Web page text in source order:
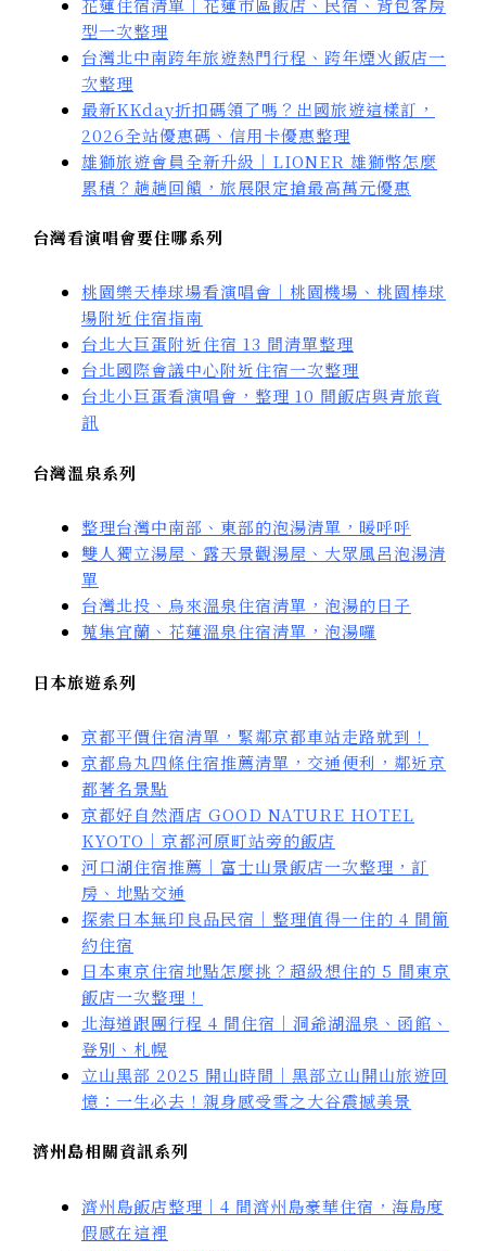
型一次整理
台灣北中南跨年旅遊熱門行程、跨年煙火飯店一
次整理
最新KKday折扣碼領了嗎？出國旅遊這樣訂，
2026全站優惠碼、信用卡優惠整理
雄獅旅遊會員全新升級｜LIONER 雄獅幣怎麼
累積？趟趟回饋，旅展限定搶最高萬元優惠
台灣看演唱會要住哪系列
桃園樂天棒球場看演唱會｜桃園機場、桃園棒球
場附近住宿指南
台北大巨蛋附近住宿 13 間清單整理
台北國際會議中心附近住宿一次整理
台北小巨蛋看演唱會，整理 10 間飯店與青旅資
訊
台灣溫泉系列
整理台灣中南部、東部的泡湯清單，暖呼呼
雙人獨立湯屋、露天景觀湯屋、大眾風呂泡湯清
單
台灣北投、烏來溫泉住宿清單，泡湯的日子
蒐集宜蘭、花蓮溫泉住宿清單，泡湯囉
日本旅遊系列
京都平價住宿清單，緊鄰京都車站走路就到！
京都烏丸四條住宿推薦清單，交通便利，鄰近京
都著名景點
京都好自然酒店 GOOD NATURE HOTEL
KYOTO｜京都河原町站旁的飯店
河口湖住宿推薦｜富士山景飯店一次整理，訂
房、地點交通
探索日本無印良品民宿｜整理值得一住的 4 間簡
約住宿
日本東京住宿地點怎麼挑？超級想住的 5 間東京
飯店一次整理！
北海道跟團行程 4 間住宿｜洞爺湖溫泉、函館、
登別、札幌
立山黑部 2025 開山時間｜黑部立山開山旅遊回
憶：一生必去！親身感受雪之大谷震撼美景
濟州島相關資訊系列
濟州島飯店整理｜4 間濟州島豪華住宿，海島度
假感在這裡